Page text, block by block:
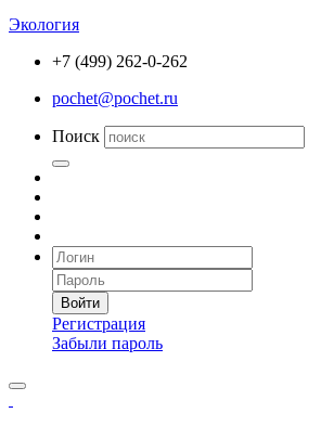
Экология
+7 (499) 262-0-262
pochet@pochet.ru
Поиск
Войти
Регистрация
Забыли пароль